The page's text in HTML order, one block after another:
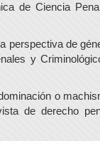
de Ciencia
perspectiva de
y
o
de derecho